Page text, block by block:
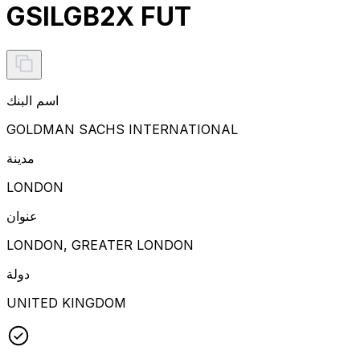
GSILGB2X FUT
اسم البنك
GOLDMAN SACHS INTERNATIONAL
مدينة
LONDON
عنوان
LONDON, GREATER LONDON
دولة
UNITED KINGDOM